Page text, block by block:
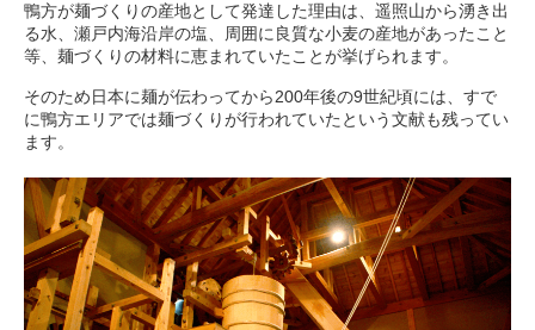
鴨方が麺づくりの産地として発達した理由は、遥照山から湧き出
る水、瀬戸内海沿岸の塩、周囲に良質な小麦の産地があったこと
等、麺づくりの材料に恵まれていたことが挙げられます。
そのため日本に麺が伝わってから200年後の9世紀頃には、すで
に鴨方エリアでは麺づくりが行われていたという文献も残ってい
ます。